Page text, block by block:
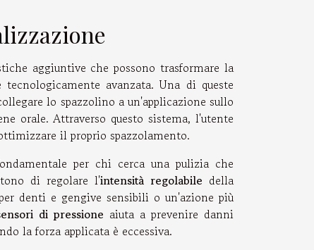
aggiuntive che possono trasformare la
avanzata. Una di queste
lo spazzolino a un'applicazione sullo
orale. Attraverso questo sistema, l'utente
il proprio spazzolamento.
per chi cerca una pulizia che
di regolare l'intensità regolabile della
denti e gengive sensibili o un'azione più
di pressione aiuta a prevenire danni
la forza applicata è eccessiva.